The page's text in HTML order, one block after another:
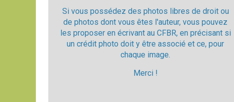
Si vous possédez des photos libres de droit ou
de photos dont vous êtes l'auteur, vous pouvez
les proposer en écrivant au CFBR, en précisant si
un crédit photo doit y être associé et ce, pour
chaque image.
Merci !